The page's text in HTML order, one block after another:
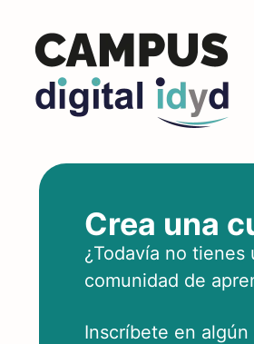
Crea una
¿Todavía no tienes
comunidad de
Inscríbete en